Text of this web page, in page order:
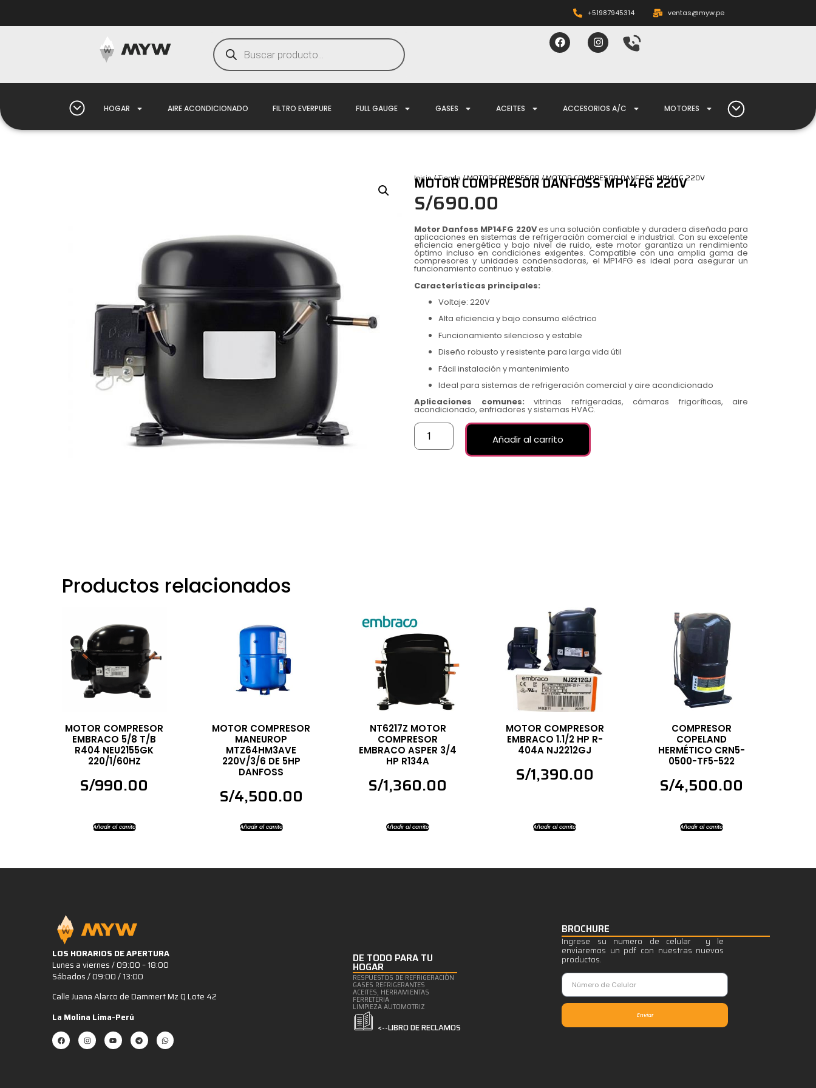
+51987945314 ventas@myw.pe
HOGAR AIRE ACONDICIONADO FILTRO EVERPURE FULL GAUGE GASES ACEITES ACCESORIOS A/C MOTORES
Inicio/Tienda /MOTOR COMPRESOR / MOTOR COMPRESOR DANFOSS MP14FG 220V
MOTOR COMPRESOR DANFOSS MP14FG 220V
S/690.00
Motor Danfoss MP14FG 220Ves una solución confiable y duradera diseñada para
aplicaciones en sistemas de refrigeración comercial e industrial. Con su excelente
eficiencia energética y bajo nivel de ruido, este motor garantiza un rendimiento
óptimo incluso en condiciones exigentes. Compatible con una amplia gama de
compresores y unidades condensadoras, el MP14FG es ideal para asegurar un
funcionamiento continuo y estable.
Características principales:
Voltaje: 220V
Alta eficiencia y bajo consumo eléctrico
Funcionamiento silencioso y estable
Diseño robusto y resistente para larga vida útil
Fácil instalación y mantenimiento
Ideal para sistemas de refrigeración comercial y aire acondicionado
Aplicaciones comunes: vitrinas refrigeradas, cámaras frigoríficas, aire
acondicionado, enfriadores y sistemas HVAC.
Añadir al carrito
Productos relacionados
MOTOR COMPRESOR
EMBRACO 5/8 T/B
R404 NEU2155GK
220/1/60HZ
S/990.00
Añadir al carrito
MOTOR COMPRESOR
MANEUROP
MTZ64HM3AVE
220V/3/6 DE 5HP
DANFOSS
S/4,500.00
Añadir al carrito
NT6217Z MOTOR
COMPRESOR
EMBRACO ASPER 3/4
HP R134A
S/1,360.00
Añadir al carrito
MOTOR COMPRESOR
EMBRACO 1.1/2 HP R-
404A NJ2212GJ
S/1,390.00
Añadir al carrito
COMPRESOR
COPELAND
HERMÉTICO CRN5-
0500-TF5-522
S/4,500.00
Añadir al carrito
LOS HORARIOS DE APERTURA
Lunes a viernes / 09:00 – 18:00
Sábados / 09:00 / 13:00
Calle Juana Alarco de Dammert Mz Q Lote 42
La Molina Lima-Perú
DE TODO PARA TU
HOGAR
RESPUESTOS DE REFRIGERACIÒN
GASES REFRIGERANTES
ACEITES, HERRAMIENTAS
FERRETERIA
LIMPIEZA AUTOMOTRIZ
<--LIBRO DE RECLAMOS
BROCHURE
Ingrese su numero de celular y le
enviaremos un pdf con nuestras nuevos
productos.
Enviar